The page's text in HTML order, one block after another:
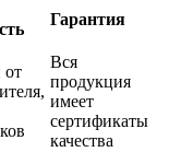
от
Гарантия
Вся
продукция
имеет
сертификаты
качества